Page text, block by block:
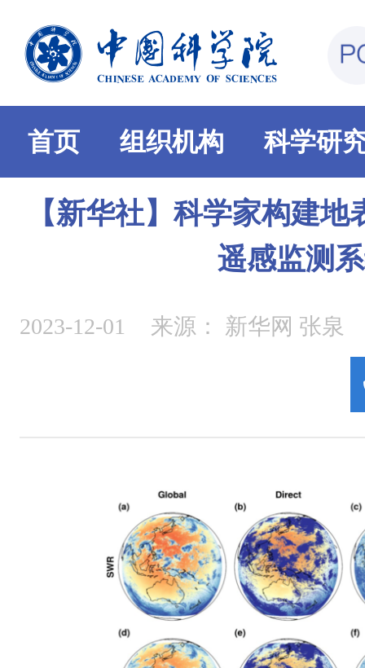
首页 组织机构 科学研
【新华社】科学家构建
遥感监测
2023-12-01 来源： 新华网 张泉